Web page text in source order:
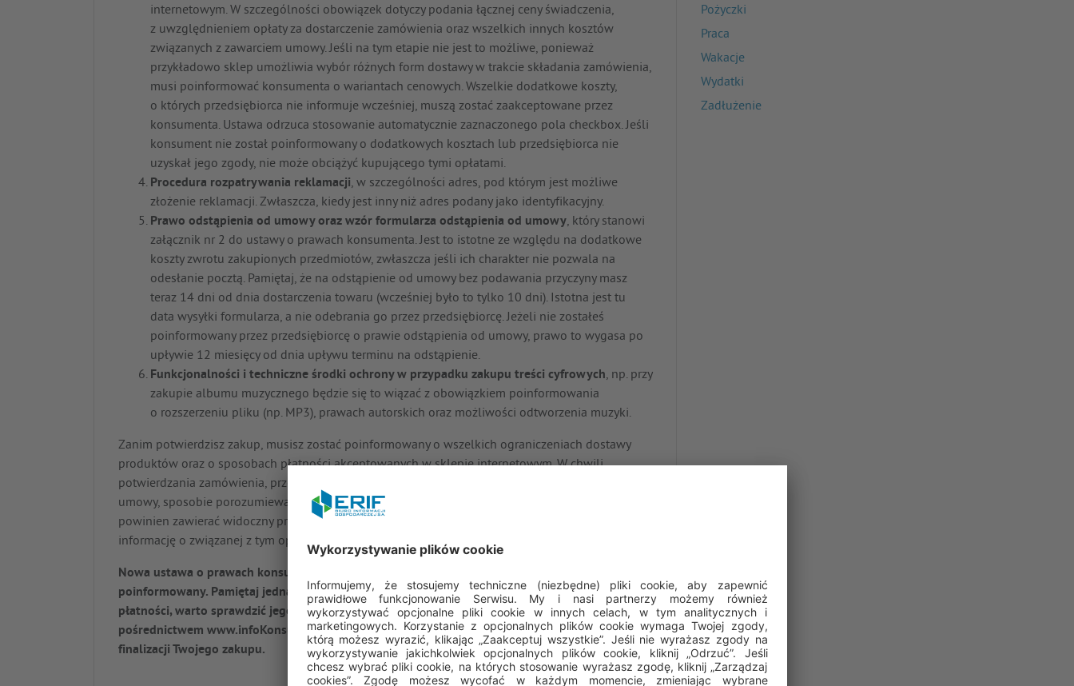
internetowym. W szczególności obowiązek dotyczy podania łącznej ceny świadczenia,
z uwzględnieniem opłaty za dostarczenie zamówienia oraz wszelkich innych kosztów
związanych z zawarciem umowy. Jeśli na tym etapie nie jest to możliwe, ponieważ
przykładowo sklep umożliwia wybór różnych form dostawy w trakcie składania zamówienia,
musi poinformować konsumenta o wariantach cenowych. Wszelkie dodatkowe koszty,
o których przedsiębiorca nie informuje wcześniej, muszą zostać zaakceptowane przez
konsumenta. Ustawa odrzuca stosowanie automatycznie zaznaczonego pola checkbox. Jeśli
konsument nie został poinformowany o dodatkowych kosztach lub przedsiębiorca nie
uzyskał jego zgody, nie może obciążyć kupującego tymi opłatami.
Procedura rozpatrywania reklamacji, w szczególności adres, pod którym jest możliwe
złożenie reklamacji. Zwłaszcza, kiedy jest inny niż adres podany jako identyfikacyjny.
Prawo odstąpienia od umowy oraz wzór formularza odstąpienia od umowy, który stanowi
załącznik nr 2 do ustawy o prawach konsumenta. Jest to istotne ze względu na dodatkowe
koszty zwrotu zakupionych przedmiotów, zwłaszcza jeśli ich charakter nie pozwala na
odesłanie pocztą. Pamiętaj, że na odstąpienie od umowy bez podawania przyczyny masz
teraz 14 dni od dnia dostarczenia towaru (wcześniej było to tylko 10 dni). Istotna jest tu
data wysyłki formularza, a nie odebrania go przez przedsiębiorcę. Jeżeli nie zostałeś
poinformowany przez przedsiębiorcę o prawie odstąpienia od umowy, prawo to wygasa po
upływie 12 miesięcy od dnia upływu terminu na odstąpienie.
Funkcjonalności i techniczne środki ochrony w przypadku zakupu treści cyfrowych, np. przy
zakupie albumu muzycznego będzie się to wiązać z obowiązkiem poinformowania
o rozszerzeniu pliku (np. MP3), prawach autorskich oraz możliwości odtworzenia muzyki.
Zanim potwierdzisz zakup, musisz zostać poinformowany o wszelkich ograniczeniach dostawy
produktów oraz o sposobach płatności akceptowanych w sklepie internetowym. W chwili
potwierdzania zamówienia, przedsiębiorca musi raz jeszcze poinformować Cię o przedmiocie
umowy, sposobie porozumiewania się, cenie i pozostałych kosztach. Widok podsumowujący
powinien zawierać widoczny przycisk potwierdzający chęć złożenia zamówienia, a także czytelną
informację o związanej z tym opłacie. W innym przypadku, umowa nie jest wiążąca.
Nowa ustawa o prawach konsumenta przywiązuje dużą wagę do tego, byś był dobrze
poinformowany. Pamiętaj jednak, że zanim złożysz zamówienie w sklepie on-line i dokonasz
płatności, warto sprawdzić jego wiarygodność (możesz to zrobić za
pośrednictwem www.infoKonsument.pl). Rzetelny sklep internetowy, to gwarancja pomyślnej
finalizacji Twojego zakupu.
Pożyczki
Praca
Wakacje
Wydatki
Zadłużenie